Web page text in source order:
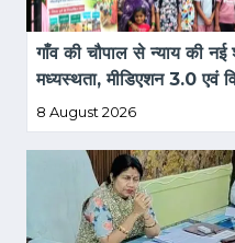
गाँव की चौपाल से न्याय की
मध्यस्थता, मीडिएशन 3.0 एवं
8 August 2026